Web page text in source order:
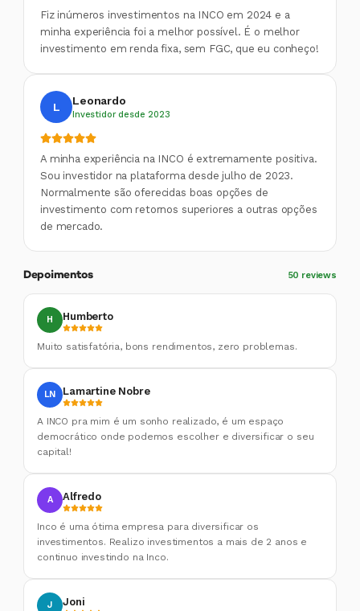
Fiz inúmeros investimentos na INCO em 2024 e a
minha experiência foi a melhor possível. É o melhor
investimento em renda fixa, sem FGC, que eu conheço!
L Leonardo
Investidor desde 2023
A minha experiência na INCO é extremamente positiva.
Sou investidor na plataforma desde julho de 2023.
Normalmente são oferecidas boas opções de
investimento com retornos superiores a outras opções
de mercado.
Depoimentos 50 reviews
H Humberto
Muito satisfatória, bons rendimentos, zero problemas.
LN Lamartine Nobre
A INCO pra mim é um sonho realizado, é um espaço
democrático onde podemos escolher e diversificar o seu
capital!
A Alfredo
Inco é uma ótima empresa para diversificar os
investimentos. Realizo investimentos a mais de 2 anos e
continuo investindo na Inco.
J Joni